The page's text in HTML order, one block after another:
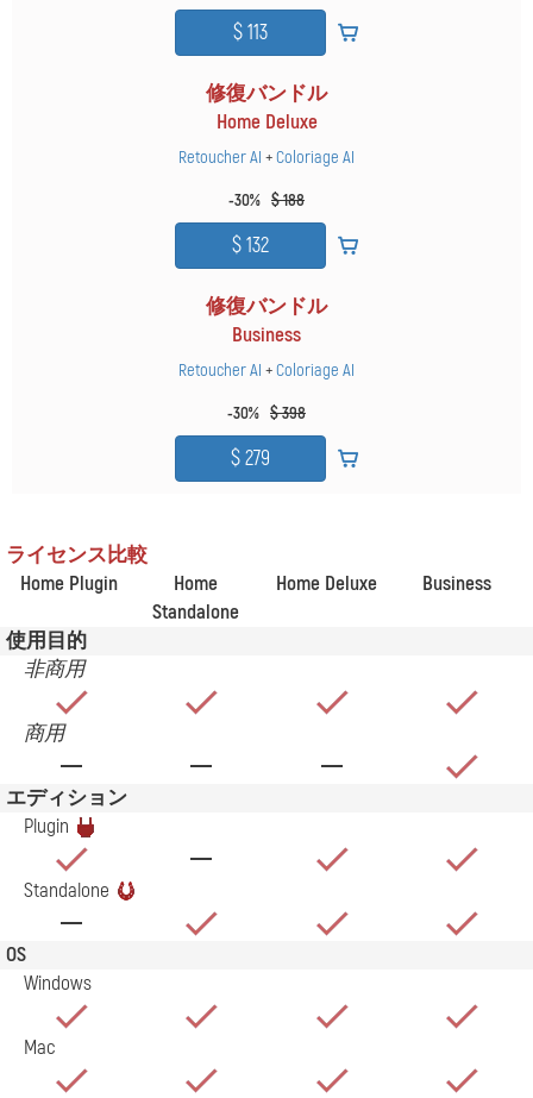
修復バンドル
Home Deluxe
Retoucher AI +Coloriage AI
-30% $ 188
修復バンドル
Business
Retoucher AI +Coloriage AI
-30% $ 398
ライセンス比較
Home Plugin
Home
Standalone
Home Deluxe Business
使用目的
非商用
商用
エディション
Plugin
Standalone
OS
Windows
Mac